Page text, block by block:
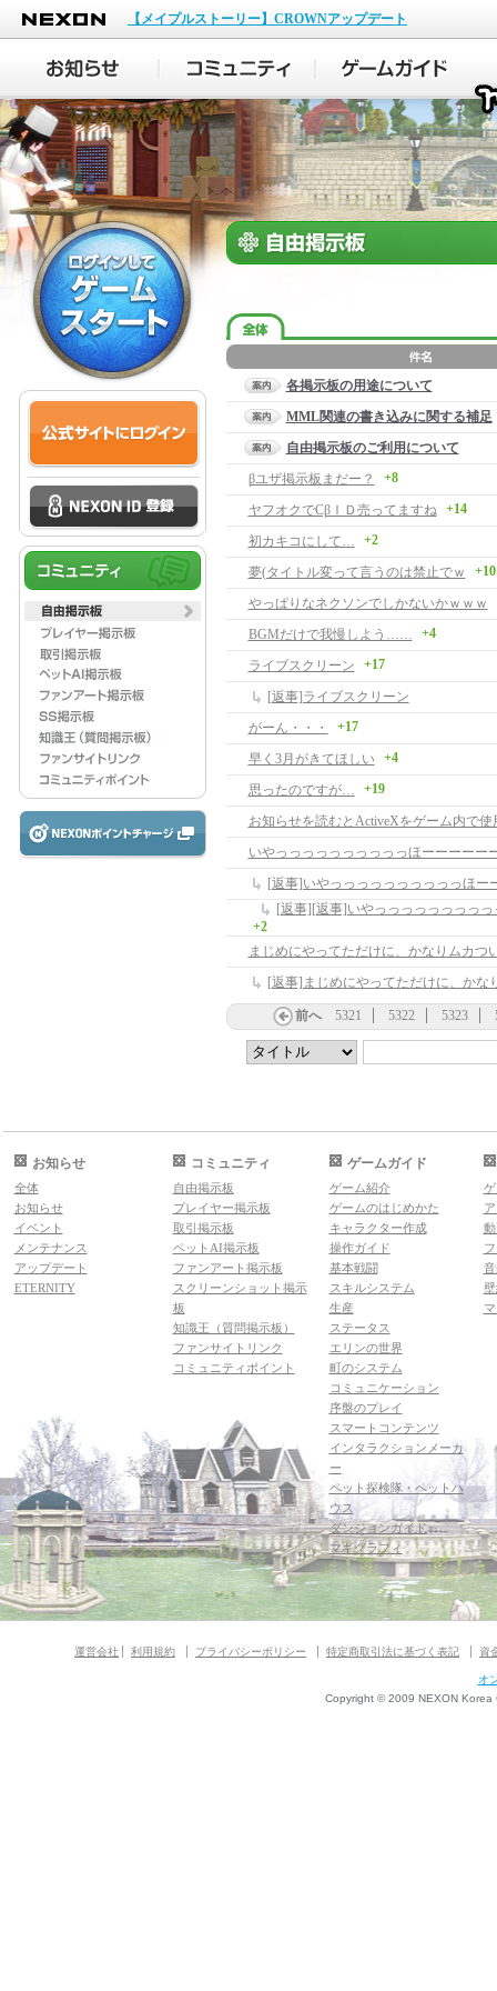
NEXON
【メイプルストーリー】CROWNアップデート
各掲示板の用途について
MML関連の書き込みに関する補足
自由掲示板のご利用について
βユザ掲示板まだー？
+8
ヤフオクでCβＩＤ売ってますね +14
初カキコにして… +2
夢(タイトル変って言うのは禁止でｗ +10
やっぱりなネクソンでしかないかｗｗｗ
BGMだけで我慢しよう…… +4
ライブスクリーン +17
[返事]ライブスクリーン
がーん・・・
+17
早く3月がきてほしい +4
思ったのですが… +19
いやっっっっっっっっっっほーーーーー
+2
まじめにやってただけに、かなりムカつ
[返事]まじめにやってただけに、かな
前へ 5321 5322 5323
お知らせ
全体
お知らせ
イベント
メンテナンス
アップデート
ETERNITY
コミュニティ
自由掲示板
プレイヤー掲示板
取引掲示板
ペットAI掲示板
ファンアート掲示板
スクリーンショット掲示
板
知識王（質問掲示板）
ファンサイトリンク
コミュニティポイント
ゲームガイド
ゲーム紹介
ゲームのはじめかた
キャラクター作成
操作ガイド
基本戦闘
スキルシステム
生産
ステータス
エリンの世界
町のシステム
コミュニケーション
序盤のプレイ
スマートコンテンツ
インタラクションメーカ
ー
ペット探検隊・ペットハ
ウス
ダンジョンガイド
マギグラフィ
運営会社 利用規約 プライバシーポリシー 特定商取引法に基づく表記 資
オ
Copyright © 2009 NEXON Korea